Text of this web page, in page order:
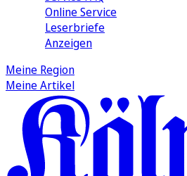
Online Service
Leserbriefe
Anzeigen
Meine Region
Meine Artikel